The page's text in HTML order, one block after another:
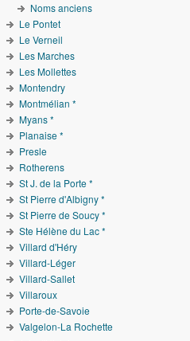
Noms anciens
Le Pontet
Le Verneil
Les Marches
Les Mollettes
Montendry
Montmélian *
Myans *
Planaise *
Presle
Rotherens
St J. de la Porte *
St Pierre d'Albigny *
St Pierre de Soucy *
Ste Hélène du Lac *
Villard d'Héry
Villard-Léger
Villard-Sallet
Villaroux
Porte-de-Savoie
Valgelon-La Rochette